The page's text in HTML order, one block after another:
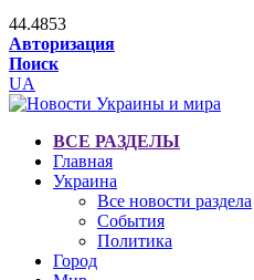
44.4853
Авторизация
Поиск
UA
ВСЕ РАЗДЕЛЫ
Главная
Украина
Все новости раздела
События
Политика
Город